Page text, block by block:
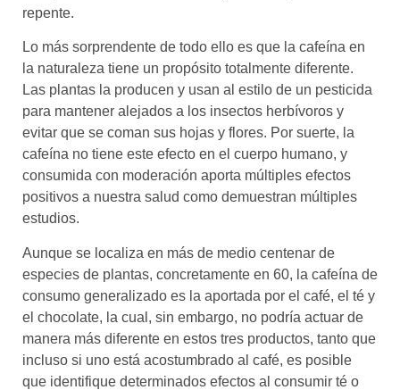
repente.
Lo más sorprendente de todo ello es que la cafeína en
la naturaleza tiene un propósito totalmente diferente.
Las plantas la producen y usan al estilo de un pesticida
para mantener alejados a los insectos herbívoros y
evitar que se coman sus hojas y flores. Por suerte, la
cafeína no tiene este efecto en el cuerpo humano, y
consumida con moderación aporta múltiples efectos
positivos a nuestra salud como demuestran múltiples
estudios.
Aunque se localiza en más de medio centenar de
especies de plantas, concretamente en 60, la cafeína de
consumo generalizado es la aportada por el café, el té y
el chocolate, la cual, sin embargo, no podría actuar de
manera más diferente en estos tres productos, tanto que
incluso si uno está acostumbrado al café, es posible
que identifique determinados efectos al consumir té o